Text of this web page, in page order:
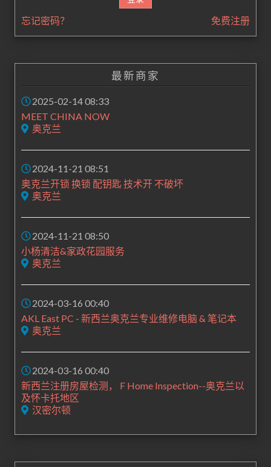
免费注册
忘记密码？
最新商家
2025-02-14 08:33
MEET CHINA NOW
奥克兰
2024-11-21 08:51
奥克兰开锁 换锁 配钥匙 技术开 不破坏
奥克兰
2024-11-21 08:50
小杨清洁&家政花园服务
奥克兰
2024-03-16 00:40
AKL East PC - 新西兰奥克兰专业维修电脑 & 笔记本
奥克兰
2024-03-16 00:40
新西兰注册房屋检测， F Home Inspection--奥克兰以
及怀卡托地区
汉密尔顿